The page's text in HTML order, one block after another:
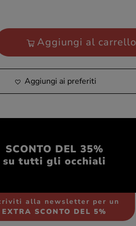
Aggiungi al carrello
Aggiungi ai preferiti
SCONTO DEL 35%
su tutti gli occhiali
alla newsletter per un
EXTRA SCONTO DEL 5%